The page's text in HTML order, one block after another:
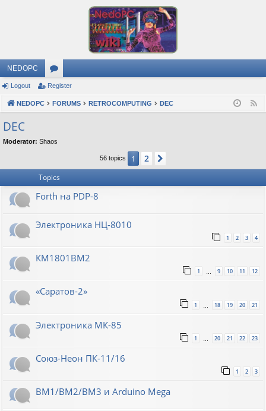
NEDOPC
or
u
s
Logout Register
NEDOPC FORUMS RETROCOMPUTING DEC
DEC
Moderator: Shaos
56 topics 1 2
Topics
Forth на PDP-8
Электроника НЦ-8010
1 2 3 4
КМ1801ВМ2
1 … 9 10 11 12
«Саратов-2»
1 18 19 20 21
Электроника МК-85
1 20 21 22 23
Союз-Неон ПК-11/16
1 2 3
ВМ1/ВМ2/ВМ3 и Arduino Mega